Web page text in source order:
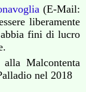
(E-Mail:
liberamente
fini di lucro
Malcontenta
nel 2018